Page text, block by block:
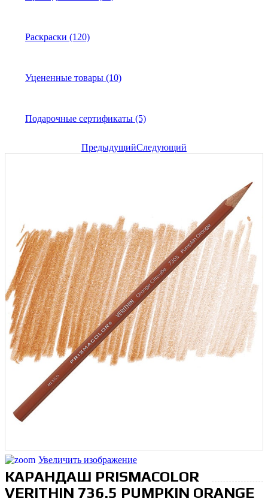
Раскраски (120)
Уцененные товары (10)
Подарочные сертификаты (5)
ПредыдущийСледующий
Увеличить изображение
КАРАНДАШ PRISMACOLOR
VERITHIN 736.5 PUMPKIN ORANGE